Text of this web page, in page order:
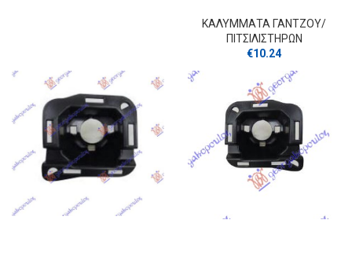
ΚΑΛΥΜΜΑΤΑ ΓΑΝΤΖOY/
ΠΙΤΣΙΛΙΣΤΗΡΩΝ
€10.24